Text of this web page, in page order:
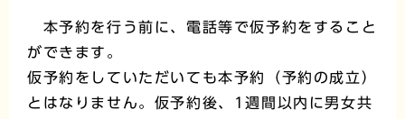
本予約を行う前に、電話等で仮予約をすること
ができます。
仮予約をしていただいても本予約（予約の成立）
とはなりません。仮予約後、1週間以内に男女共